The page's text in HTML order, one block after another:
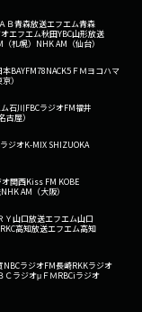
Ｂ青森放送エフエム青森
エフエム秋田YBC山形放送
札幌） NHK AM（仙台）
本BAYFM78NACK5 ＦＭヨコハマ
）
石川FBCラジオFM福井
古屋）
ジオK-MIX SHIZUOKA
オ関西Kiss FM KOBE
NHK AM（大阪）
Ｙ山口放送エフエム山口
RKC高知放送エフエム高知
NBCラジオFM長崎RKKラジオ
ＣラジオμＦＭRBCiラジオ